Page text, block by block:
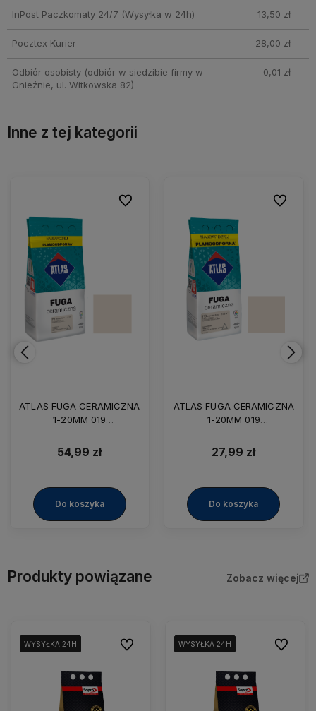
InPost Paczkomaty 24/7 (Wysyłka w 24h) 13,50 zł
Pocztex Kurier 28,00 zł
Odbiór osobisty(odbiór w siedzibie firmy w
Gnieźnie, ul. Witkowska 82)
0,01 zł
Inne z tej kategorii
ATLAS FUGA CERAMICZNA
1-20MM 019
54,99 zł
Do koszyka
Do ulubionych
Do ulubionych
ATLAS FUGA CERAMICZNA
1-20MM 019
27,99 zł
Do koszyka
Do
Do
Produkty powiązane Zobacz więcej
WYSYŁKA 24H
WYSYŁKA 24H
WYSYŁKA 24H
WYSYŁKA 24H
WYSYŁKA 24H Do ulubionychWYSYŁKA 24H
WYSYŁKA 24H
WYSYŁKA 24H
WYSYŁKA 24H
WYSYŁKA 24H Do